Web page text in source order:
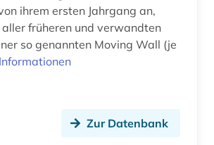
ihrem ersten Jahrgang an,
früheren und verwandten
so genannten Moving Wall (je
Zur Datenbank